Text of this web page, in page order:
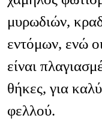
μυρωδιών,
εντόμων, ενώ
είναι
θήκες, για
φελλού.